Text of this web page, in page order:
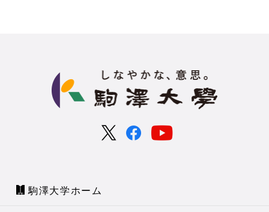
駒澤大学ホーム